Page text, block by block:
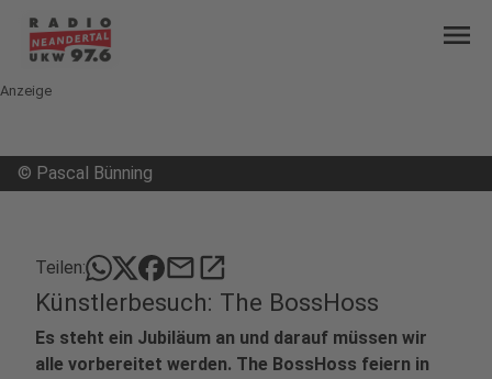
menu
Anzeige
© Pascal Bünning
Teilen: mailopen_in_new
Künstlerbesuch: The BossHoss
Es steht ein Jubiläum an und darauf müssen wir
alle vorbereitet werden. The BossHoss feiern in